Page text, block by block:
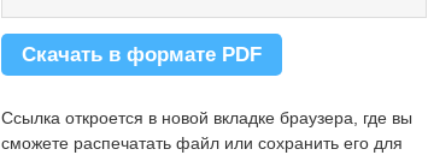
сомнением.
достаётся полицейскому.
27.
Застолье, при котором еда есть, а
стульев нет.
Скачать в формате PDF
Ссылка откроется в новой вкладке браузера, где вы
сможете распечатать файл или сохранить его для